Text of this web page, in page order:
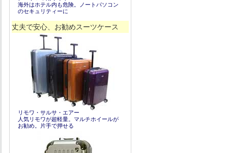
海外はホテル内も危険。ノートパソコン
のセキュリティーに
丈夫で安心、お勧めスーツケース
リモワ・サルサ・エアー
人気リモワが超軽量。マルチホイールが
お勧め。片手で押せる